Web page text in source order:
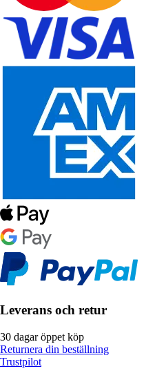
Leverans och retur
30 dagar öppet köp
Returnera din beställning
Trustpilot